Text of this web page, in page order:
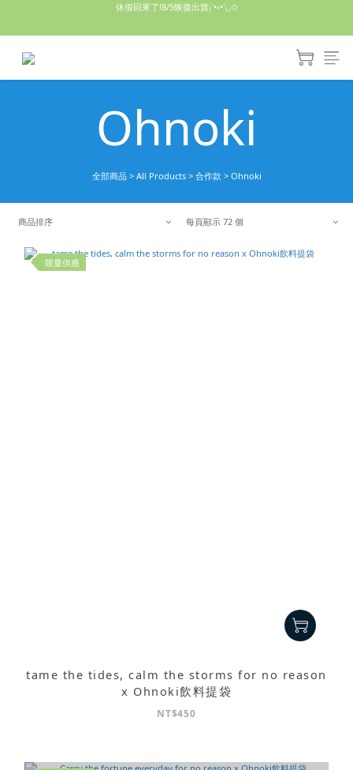
手機殼皆為預購需等7天左右喔!
休假回來了!8/5恢復出貨₍˄•༝•˄₎◞✩
Ohnoki
全部商品> All Products> 合作款 > Ohnoki
商品排序 每頁顯示 72 個
限量供應
tame the tides, calm the storms for no reason
x Ohnoki飲料提袋
NT$450